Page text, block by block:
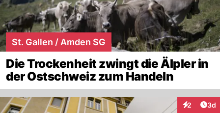
St. Gallen / Amden SG
Die Trockenheit zwingt die Älpler in
der Ostschweiz zum Handeln
2 3d